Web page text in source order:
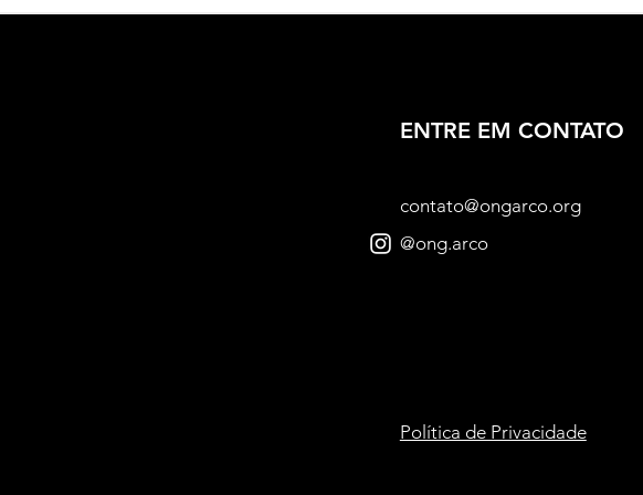
ENTRE EM CONTATO
contato@ongarco.org
@ong.arco
Política de Privacidade